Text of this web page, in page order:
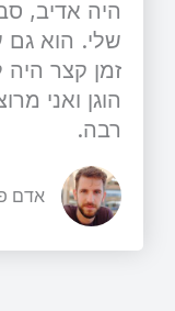
היה אדיב,
שלי. הוא גם
זמן קצר
הוגן ואני
רבה.
אדם